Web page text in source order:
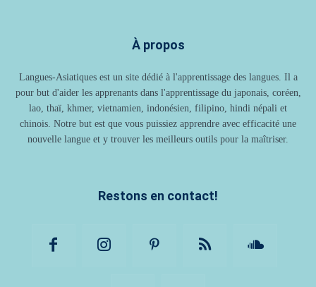
À propos
Langues-Asiatiques est un site dédié à l'apprentissage des langues. Il a
pour but d'aider les apprenants dans l'apprentissage du japonais, coréen,
lao, thaï, khmer, vietnamien, indonésien, filipino, hindi népali et
chinois. Notre but est que vous puissiez apprendre avec efficacité une
nouvelle langue et y trouver les meilleurs outils pour la maîtriser.
Restons en contact!